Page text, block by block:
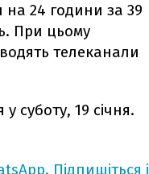
24 години за 39
При цьому
телеканали
суботу, 19 січня.
Підпишіться і